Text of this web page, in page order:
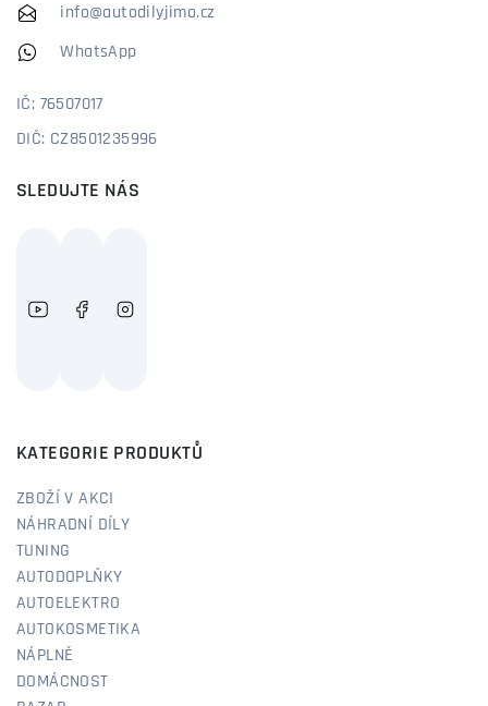
info@autodilyjimo.cz
WhatsApp
IČ: 76507017
DIČ: CZ8501235996
SLEDUJTE NÁS
KATEGORIE PRODUKTŮ
ZBOŽÍ V AKCI
NÁHRADNÍ DÍLY
TUNING
AUTODOPLŇKY
AUTOELEKTRO
AUTOKOSMETIKA
NÁPLNĚ
DOMÁCNOST